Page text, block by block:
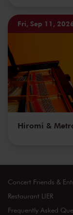
Fri, Sep 11,
Hiromi &
Concert Friends &
Restaurant LIER
Frequently Asked